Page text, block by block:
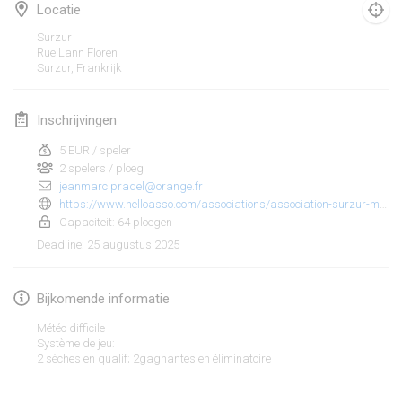
Weergave lijst
Locatie
Surzur
Rue Lann Floren
Surzur, Frankrijk
Inschrijvingen
5 EUR / speler
2 spelers / ploeg
jeanmarc.pradel@orange.fr
Capaciteit: 64 ploegen
Deadline: 25 augustus 2025
Bijkomende informatie
Météo difficile
Système de jeu:
2 sèches en qualif; 2gagnantes en éliminatoire
februari 2025
7 feb. 2025
Open des vendanges tardives
8 feb. 2025|Frankrijk
Indoor de la CASAS
15 feb. 2025|Frankrijk
15 feb. 2025|Finland
Warm-up EM Indoor
28 feb. 2025
Tsjechië